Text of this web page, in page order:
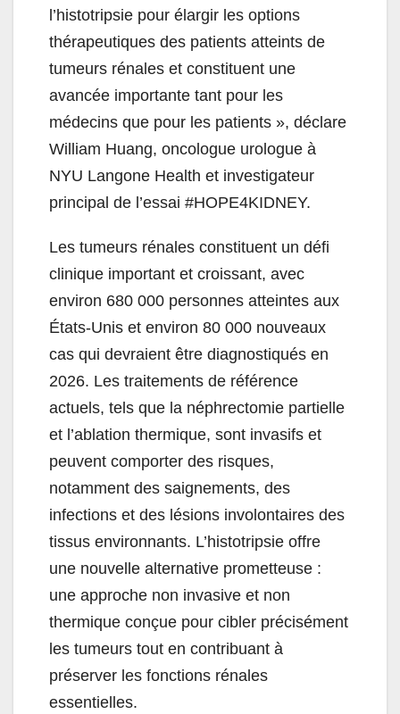
l’histotripsie pour élargir les options
thérapeutiques des patients atteints de
tumeurs rénales et constituent une
avancée importante tant pour les
médecins que pour les patients », déclare
William Huang, oncologue urologue à
NYU Langone Health et investigateur
principal de l’essai #HOPE4KIDNEY.
Les tumeurs rénales constituent un défi
clinique important et croissant, avec
environ 680 000 personnes atteintes aux
États-Unis et environ 80 000 nouveaux
cas qui devraient être diagnostiqués en
2026. Les traitements de référence
actuels, tels que la néphrectomie partielle
et l’ablation thermique, sont invasifs et
peuvent comporter des risques,
notamment des saignements, des
infections et des lésions involontaires des
tissus environnants. L’histotripsie offre
une nouvelle alternative prometteuse :
une approche non invasive et non
thermique conçue pour cibler précisément
les tumeurs tout en contribuant à
préserver les fonctions rénales
essentielles.